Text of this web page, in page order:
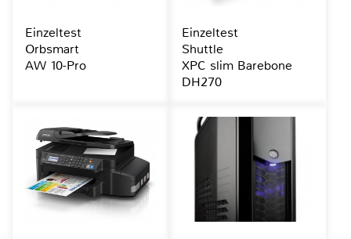
Einzeltest
Orbsmart
AW 10-Pro
Einzeltest
Shuttle
XPC slim Barebone
DH270